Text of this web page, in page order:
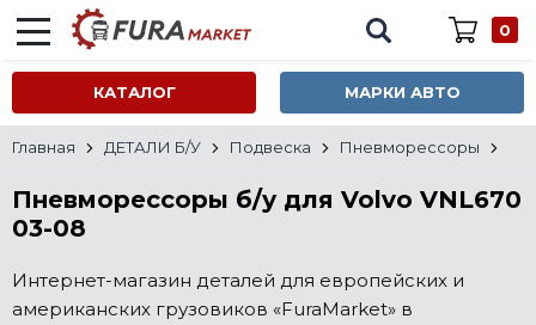
0
КАТАЛОГ МАРКИ АВТО
Главная ДЕТАЛИ Б/У Подвеска Пневморессоры
Пневморессоры б/у для Volvo VNL670
03-08
Интернет-магазин деталей для европейских и
американских грузовиков «FuraMarket» в